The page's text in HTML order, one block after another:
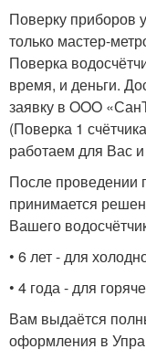
Поверку приборов
только мастер-
Поверка
время, и деньги.
заявку в OOO
(Поверка 1
работаем для Вас
После проведении
принимается
Вашего
• 6 лет - для
• 4 года - для
Вам выдаётся
оформления в